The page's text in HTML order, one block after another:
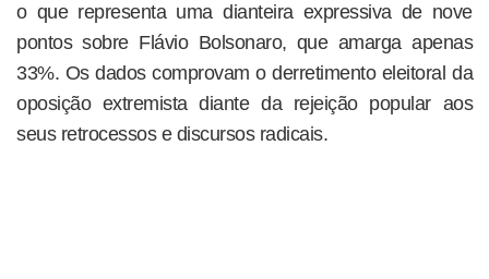
o que representa uma dianteira expressiva de nove
pontos sobre Flávio Bolsonaro, que amarga apenas
33%. Os dados comprovam o derretimento eleitoral da
oposição extremista diante da rejeição popular aos
seus retrocessos e discursos radicais.